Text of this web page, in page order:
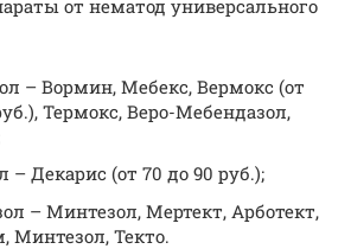
от нематод универсального
– Вормин, Мебекс, Вермокс (от
Термокс, Веро-Мебендазол,
– Декарис (от 70 до 90 руб.);
– Минтезол, Мертект, Арботект,
Минтезол, Текто.